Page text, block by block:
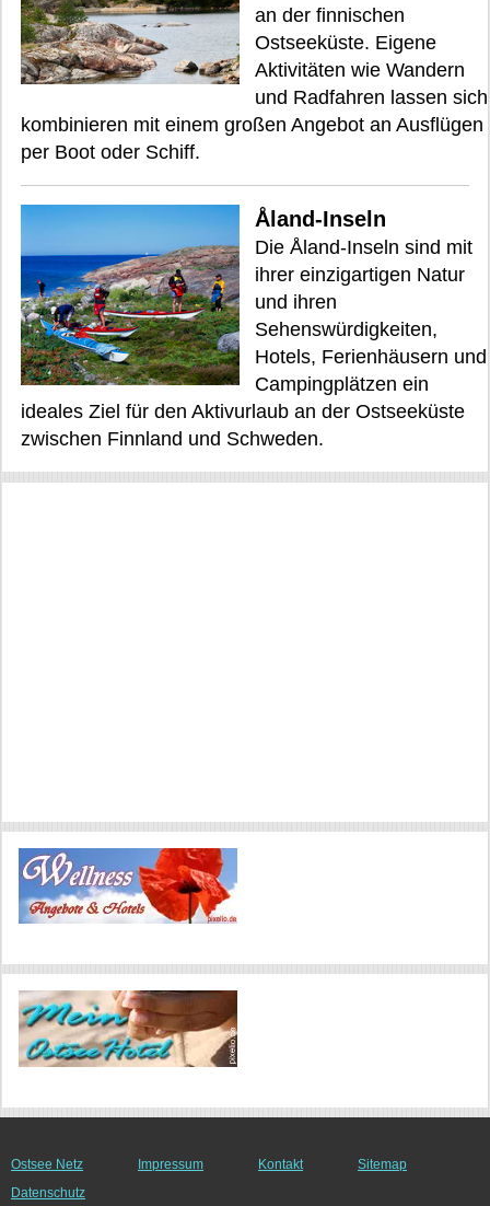
an der finnischen
Ostseeküste. Eigene
Aktivitäten wie Wandern
und Radfahren lassen sich
kombinieren mit einem großen Angebot an Ausflügen
per Boot oder Schiff.
Åland-Inseln
Die Åland-Inseln sind mit
ihrer einzigartigen Natur
und ihren
Sehenswürdigkeiten,
Hotels, Ferienhäusern und
Campingplätzen ein
ideales Ziel für den Aktivurlaub an der Ostseeküste
zwischen Finnland und Schweden.
Ostsee Netz Impressum Kontakt
Sitemap
Datenschutz